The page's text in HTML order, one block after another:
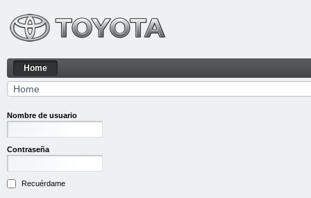
Saltar al contenido
Home
Navegación
Home
Home
Nombre de usuario
Contraseña
Recuérdame